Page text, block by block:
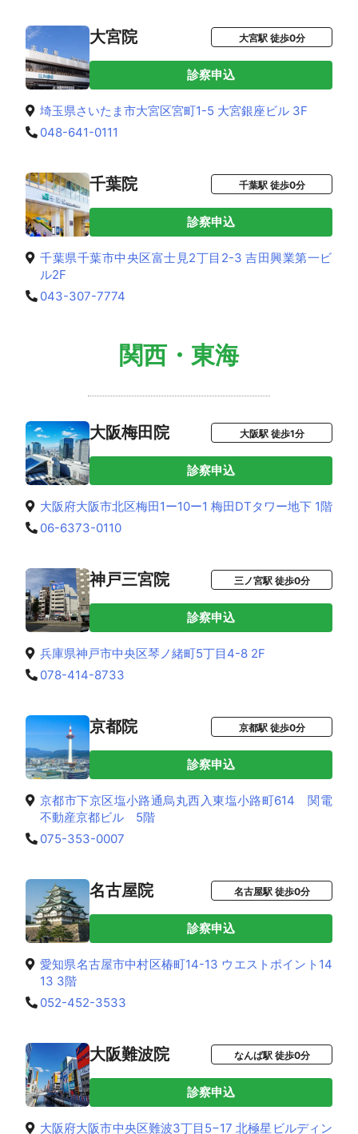
大宮院 大宮駅 徒歩0分
診察申込
埼玉県さいたま市大宮区宮町1-5 大宮銀座ビル 3F
048-641-0111
千葉院 千葉駅 徒歩0分
診察申込
千葉県千葉市中央区富士見2丁目2-3 吉田興業第一ビ
ル2F
043-307-7774
関西・東海
大阪梅田院 大阪駅 徒歩1分
診察申込
大阪府大阪市北区梅田1ー10ー1 梅田DTタワー地下 1階
06-6373-0110
神戸三宮院 三ノ宮駅 徒歩0分
診察申込
兵庫県神戸市中央区琴ノ緒町5丁目4-8 2F
078-414-8733
京都院 京都駅 徒歩0分
診察申込
京都市下京区塩小路通烏丸西入東塩小路町614 関電
不動産京都ビル 5階
075-353-0007
名古屋院 名古屋駅 徒歩0分
診察申込
愛知県名古屋市中村区椿町14-13 ウエストポイント14
13 3階
052-452-3533
大阪難波院 なんば駅 徒歩0分
診察申込
大阪府大阪市中央区難波3丁目5−17 北極星ビルディン